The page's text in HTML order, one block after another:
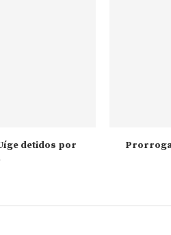
detidos por